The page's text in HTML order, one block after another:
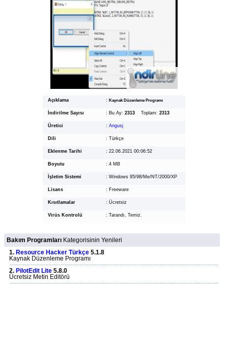
Açıklama : Kaynak Düzenleme Programı
İndirilme Sayısı : Bu Ay: 2313 Toplam: 2313
Üretici : Angusj
Dili : Türkçe
Eklenme Tarihi : 22.06.2021 00:06:52
Boyutu : 4 MB
İşletim Sistemi : Windows 95/98/Me/NT/2000/XP
Lisans : Freeware
Kısıtlamalar : Ücretsiz
Virüs Kontrolü : Tarandı, Temiz.
Bakım Programları Kategorisinin Yenileri
1. Resource Hacker Türkçe 5.1.8
Kaynak Düzenleme Programı
2. PilotEdit Lite 5.8.0
Ücretsiz Metin Editörü